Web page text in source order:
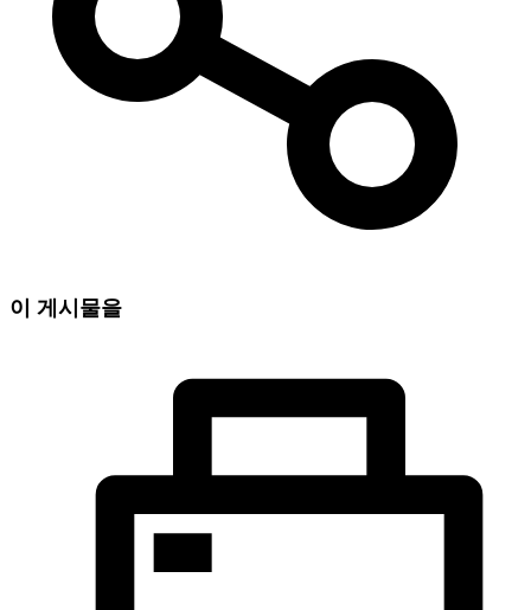
이 게시물을